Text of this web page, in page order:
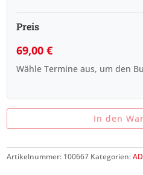
Preis
69,00€
Wähle Termine aus, um den
In den
Artikelnummer: 100667 Kategorien: